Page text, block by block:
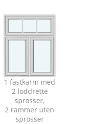
1 fastkarm med
2 loddrette
sprosser,
2 rammer uten
sprosser